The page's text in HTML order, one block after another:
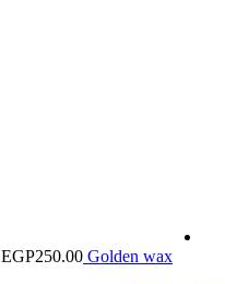
Golden wax
EGP250.00